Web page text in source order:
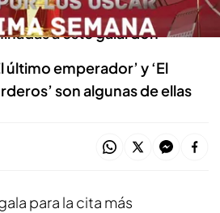
películas que han sido
a este galardón
último emperador’ y ‘El
son algunas de ellas
para la cita más